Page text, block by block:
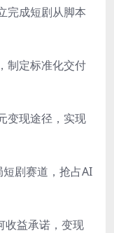
完成短剧从脚本
制定标准化交付
变现途径，实现
剧赛道，抢占AI
收益承诺，变现